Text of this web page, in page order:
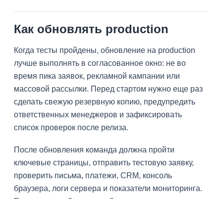
Как обновлять production
Когда тесты пройдены, обновление на production
лучше выполнять в согласованное окно: не во
время пика заявок, рекламной кампании или
массовой рассылки. Перед стартом нужно еще раз
сделать свежую резервную копию, предупредить
ответственных менеджеров и зафиксировать
список проверок после релиза.
После обновления команда должна пройти
ключевые страницы, отправить тестовую заявку,
проверить письма, платежи, CRM, консоль
браузера, логи сервера и показатели мониторинга.